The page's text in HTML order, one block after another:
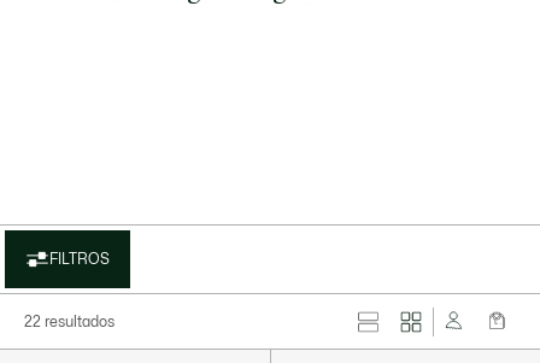
FILTROS
22 resultados